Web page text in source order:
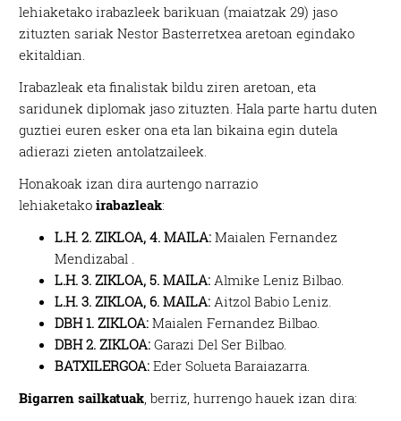
lehiaketako irabazleek barikuan (maiatzak 29) jaso
zituzten sariak Nestor Basterretxea aretoan egindako
ekitaldian.
Irabazleak eta finalistak bildu ziren aretoan, eta
saridunek diplomak jaso zituzten. Hala parte hartu duten
guztiei euren esker ona eta lan bikaina egin dutela
adierazi zieten antolatzaileek.
Honakoak izan dira aurtengo narrazio
lehiaketakoirabazleak:
L.H. 2. ZIKLOA, 4. MAILA:Maialen Fernandez
Mendizabal .
L.H. 3. ZIKLOA, 5. MAILA: Almike Leniz Bilbao.
L.H. 3. ZIKLOA, 6. MAILA: Aitzol Babio Leniz.
DBH 1. ZIKLOA:Maialen Fernandez Bilbao.
DBH 2. ZIKLOA:Garazi Del Ser Bilbao.
BATXILERGOA:Eder Solueta Baraiazarra.
Bigarren sailkatuak , berriz, hurrengo hauek izan dira: